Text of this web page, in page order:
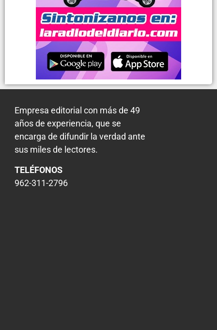
Empresa editorial con más de 49
años de experiencia, que se
encarga de difundir la verdad ante
sus miles de lectores.
TELÉFONOS
962-311-2796